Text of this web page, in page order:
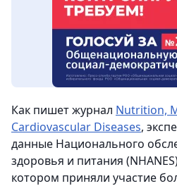
Как пишет журнал Nutrition,
Cardiovascular Diseases,
данные Национального
здоровья и питания
котором приняли участие